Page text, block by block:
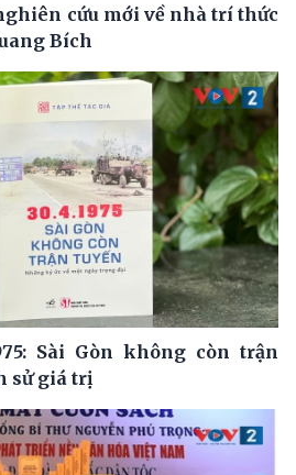
cứu mới về nhà trí thức
Bích
Sài Gòn không còn trận
sử giá trị